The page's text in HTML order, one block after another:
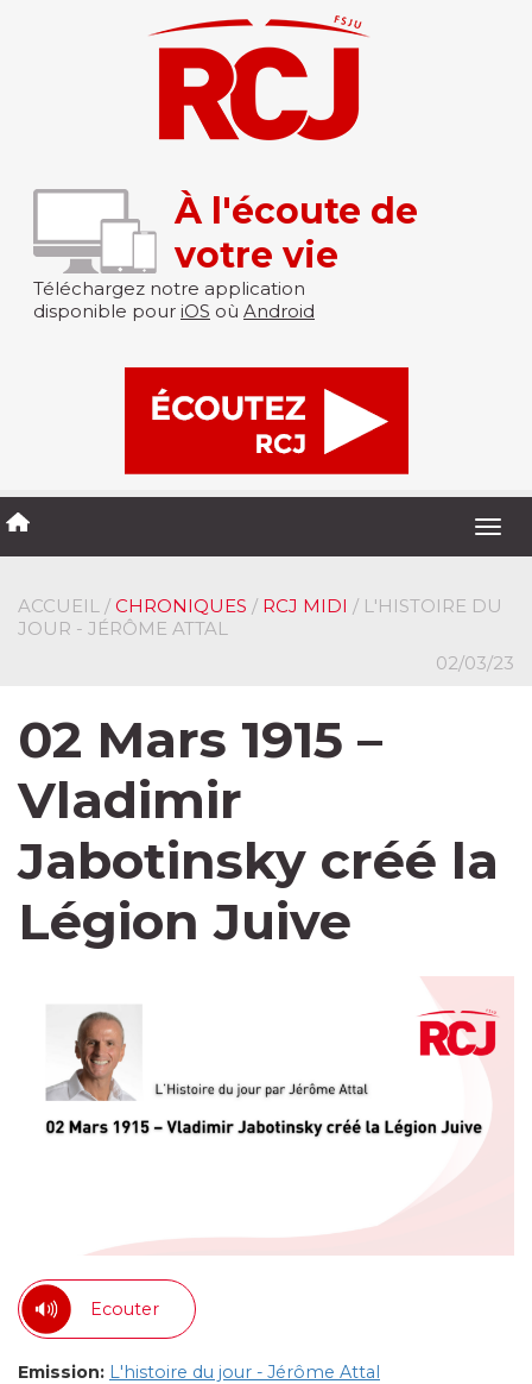
À l'écoute de
votre vie
Téléchargez notre application
disponible pour iOS où Android
ACCUEIL / CHRONIQUES / RCJ MIDI / L'HISTOIRE DU
JOUR - JÉRÔME ATTAL
02/03/23
02 Mars 1915 –
Vladimir
Jabotinsky créé la
Légion Juive
Ecouter
Emission: L'histoire du jour - Jérôme Attal